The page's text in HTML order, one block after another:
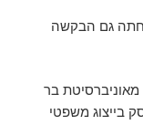
גם הבקשה
בר
בייצוג משפטי